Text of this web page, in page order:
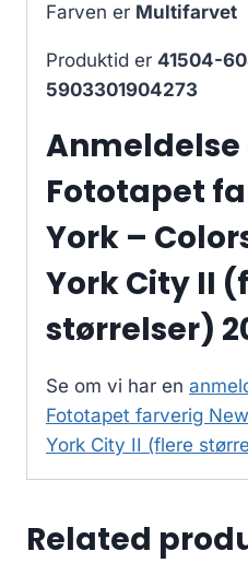
Farven er Multifarvet
Produktid er 41504-
5903301904273
Anmeldelse
Fototapet
York –
York City II
størrelser)
Se om vi har en
Fototapet farverig
York City II (flere
Related